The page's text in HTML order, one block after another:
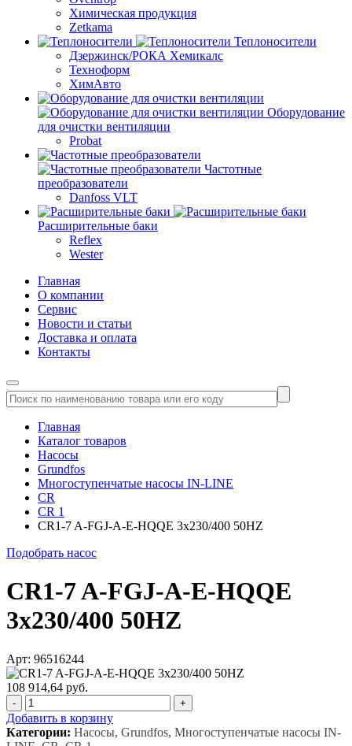
Химическая продукция
Zetkama
Теплоносители
Дзержинск/РОКА Хемикалс
Техноформ
ХимАвто
Оборудование
для очистки вентиляции
Probat
Частотные
преобразователи
Danfoss VLT
Расширительные баки
Reflex
Wester
Главная
О компании
Сервис
Новости и статьи
Доставка и оплата
Контакты
Главная
Каталог товаров
Насосы
Grundfos
Многоступенчатые насосы IN-LINE
CR
CR 1
CR1-7 A-FGJ-A-E-HQQE 3x230/400 50HZ
Подобрать насос
CR1-7 A-FGJ-A-E-HQQE
3x230/400 50HZ
Арт: 96516244
108 914,64 руб.
- +
Добавить в корзину
Категории: Насосы, Grundfos, Многоступенчатые насосы IN-